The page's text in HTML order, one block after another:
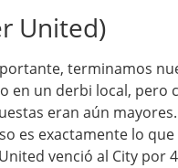
United)
terminamos
en un derbi local,
eran aún
es exactamente lo
venció al City por